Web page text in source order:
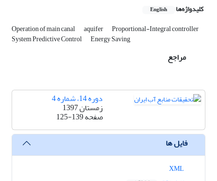
کلیدواژه‌ها English
Operation of main canal aquifer Proportional-Integral controller
System Predictive Control Energy Saving
مراجع
دوره 14، شماره 4
زمستان 1397
صفحه125-139
فایل ها